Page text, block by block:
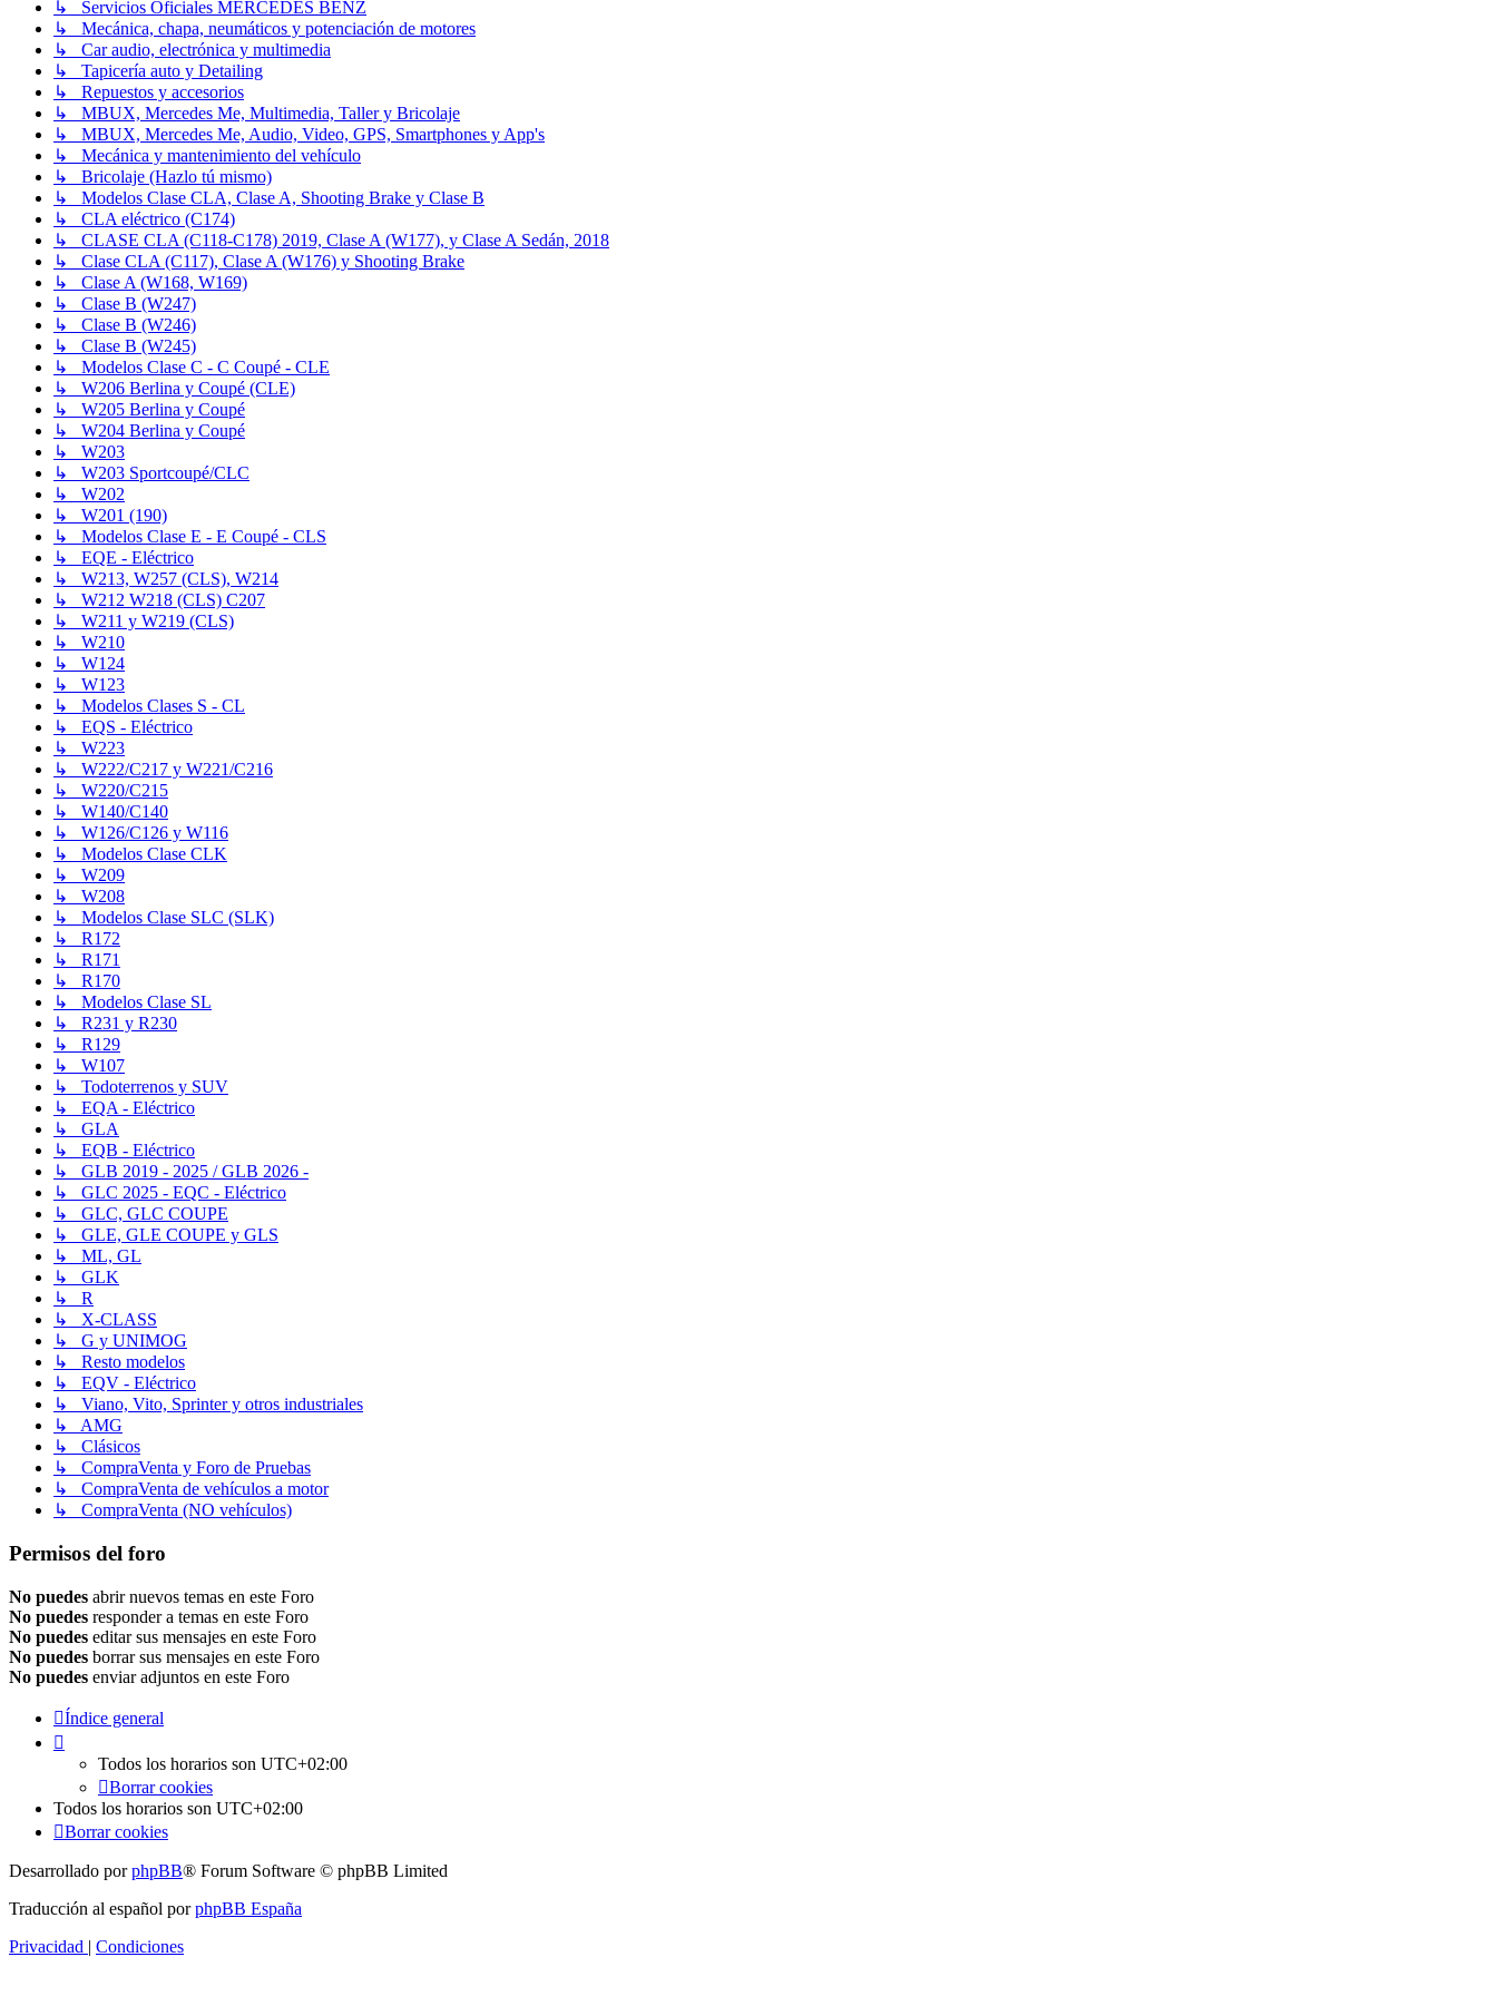
↳ Servicios Oficiales MERCEDES BENZ
↳ Mecánica, chapa, neumáticos y potenciación de motores
↳ Car audio, electrónica y multimedia
↳ Tapicería auto y Detailing
↳ Repuestos y accesorios
↳ MBUX, Mercedes Me, Multimedia, Taller y Bricolaje
↳ MBUX, Mercedes Me, Audio, Video, GPS, Smartphones y App's
↳ Mecánica y mantenimiento del vehículo
↳ Bricolaje (Hazlo tú mismo)
↳ Modelos Clase CLA, Clase A, Shooting Brake y Clase B
↳ CLA eléctrico (C174)
↳ CLASE CLA (C118-C178) 2019, Clase A (W177), y Clase A Sedán, 2018
↳ Clase CLA (C117), Clase A (W176) y Shooting Brake
↳ Clase A (W168, W169)
↳ Clase B (W247)
↳ Clase B (W246)
↳ Clase B (W245)
↳ Modelos Clase C - C Coupé - CLE
↳ W206 Berlina y Coupé (CLE)
↳ W205 Berlina y Coupé
↳ W204 Berlina y Coupé
↳ W203
↳ W203 Sportcoupé/CLC
↳ W202
↳ W201 (190)
↳ Modelos Clase E - E Coupé - CLS
↳ EQE - Eléctrico
↳ W213, W257 (CLS), W214
↳ W212 W218 (CLS) C207
↳ W211 y W219 (CLS)
↳ W210
↳ W124
↳ W123
↳ Modelos Clases S - CL
↳ EQS - Eléctrico
↳ W223
↳ W222/C217 y W221/C216
↳ W220/C215
↳ W140/C140
↳ W126/C126 y W116
↳ Modelos Clase CLK
↳ W209
↳ W208
↳ Modelos Clase SLC (SLK)
↳ R172
↳ R171
↳ R170
↳ Modelos Clase SL
↳ R231 y R230
↳ R129
↳ W107
↳ Todoterrenos y SUV
↳ EQA - Eléctrico
↳ GLA
↳ EQB - Eléctrico
↳ GLB 2019 - 2025 / GLB 2026 -
↳ GLC 2025 - EQC - Eléctrico
↳ GLC, GLC COUPE
↳ GLE, GLE COUPE y GLS
↳ ML, GL
↳ GLK
↳ R
↳ X-CLASS
↳ G y UNIMOG
↳ Resto modelos
↳ EQV - Eléctrico
↳ Viano, Vito, Sprinter y otros industriales
↳ AMG
↳ Clásicos
↳ CompraVenta y Foro de Pruebas
↳ CompraVenta de vehículos a motor
↳ CompraVenta (NO vehículos)
Permisos del foro
No puedes abrir nuevos temas en este Foro
No puedes responder a temas en este Foro
No puedes editar sus mensajes en este Foro
No puedes borrar sus mensajes en este Foro
No puedes enviar adjuntos en este Foro
Índice general
Todos los horarios son UTC+02:00
Borrar cookies
Todos los horarios son UTC+02:00
Borrar cookies
Desarrollado porphpBB® Forum Software © phpBB Limited
Traducción al español porphpBB España
Privacidad | Condiciones